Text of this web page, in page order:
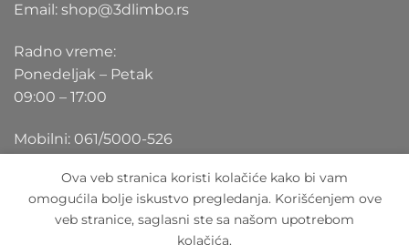
Email: shop@3dlimbo.rs
Radno vreme:
Ponedeljak – Petak
09:00 – 17:00
Mobilni: 061/5000-526
Visa PayPal Stripe MasterCard
Cash
Ova veb stranica koristi kolačiće kako bi vam
omogućila bolje iskustvo pregledanja. Korišćenjem ove
veb stranice, saglasni ste sa našom upotrebom
kolačića.